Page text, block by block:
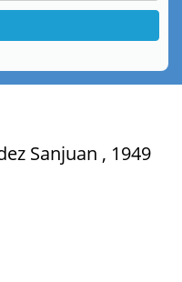
Sanjuan , 1949